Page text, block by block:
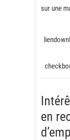
sur une
en